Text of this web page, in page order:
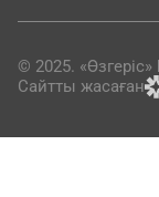
© 2025.
Сайтты жасаған